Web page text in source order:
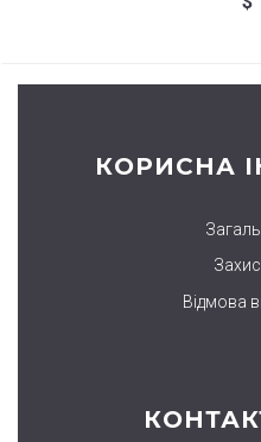
КОРИСНА
Відмова